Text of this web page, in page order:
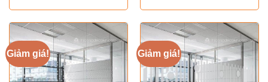
là:
₫180.000.
tại
là:
Giảm giá! Giảm giá!